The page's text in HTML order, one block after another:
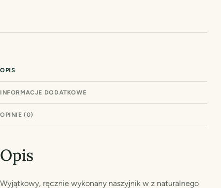
OPIS
INFORMACJE DODATKOWE
OPINIE (0)
Opis
Wyjątkowy, ręcznie wykonany naszyjnik w z naturalnego